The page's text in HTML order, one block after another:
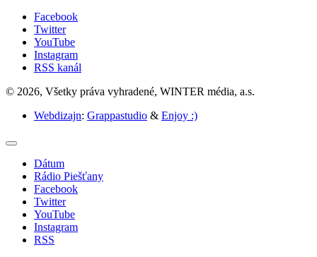
Facebook
Twitter
YouTube
Instagram
RSS kanál
© 2026, Všetky práva vyhradené, WINTER média, a.s.
Webdizajn: Grappastudio & Enjoy :)
Dátum
Rádio Piešťany
Facebook
Twitter
YouTube
Instagram
RSS